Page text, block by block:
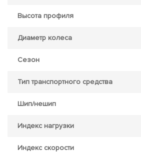
Высота профиля
Диаметр колеса
Сезон
Тип транспортного средства
Шип/нешип
Индекс нагрузки
Индекс скорости